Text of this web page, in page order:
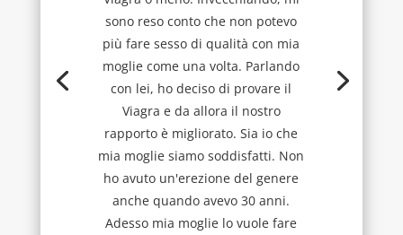
sono reso conto che non potevo
più fare sesso di qualità con mia
moglie come una volta. Parlando
con lei, ho deciso di provare il
Viagra e da allora il nostro
rapporto è migliorato. Sia io che
mia moglie siamo soddisfatti. Non
ho avuto un'erezione del genere
anche quando avevo 30 anni.
Adesso mia moglie lo vuole fare